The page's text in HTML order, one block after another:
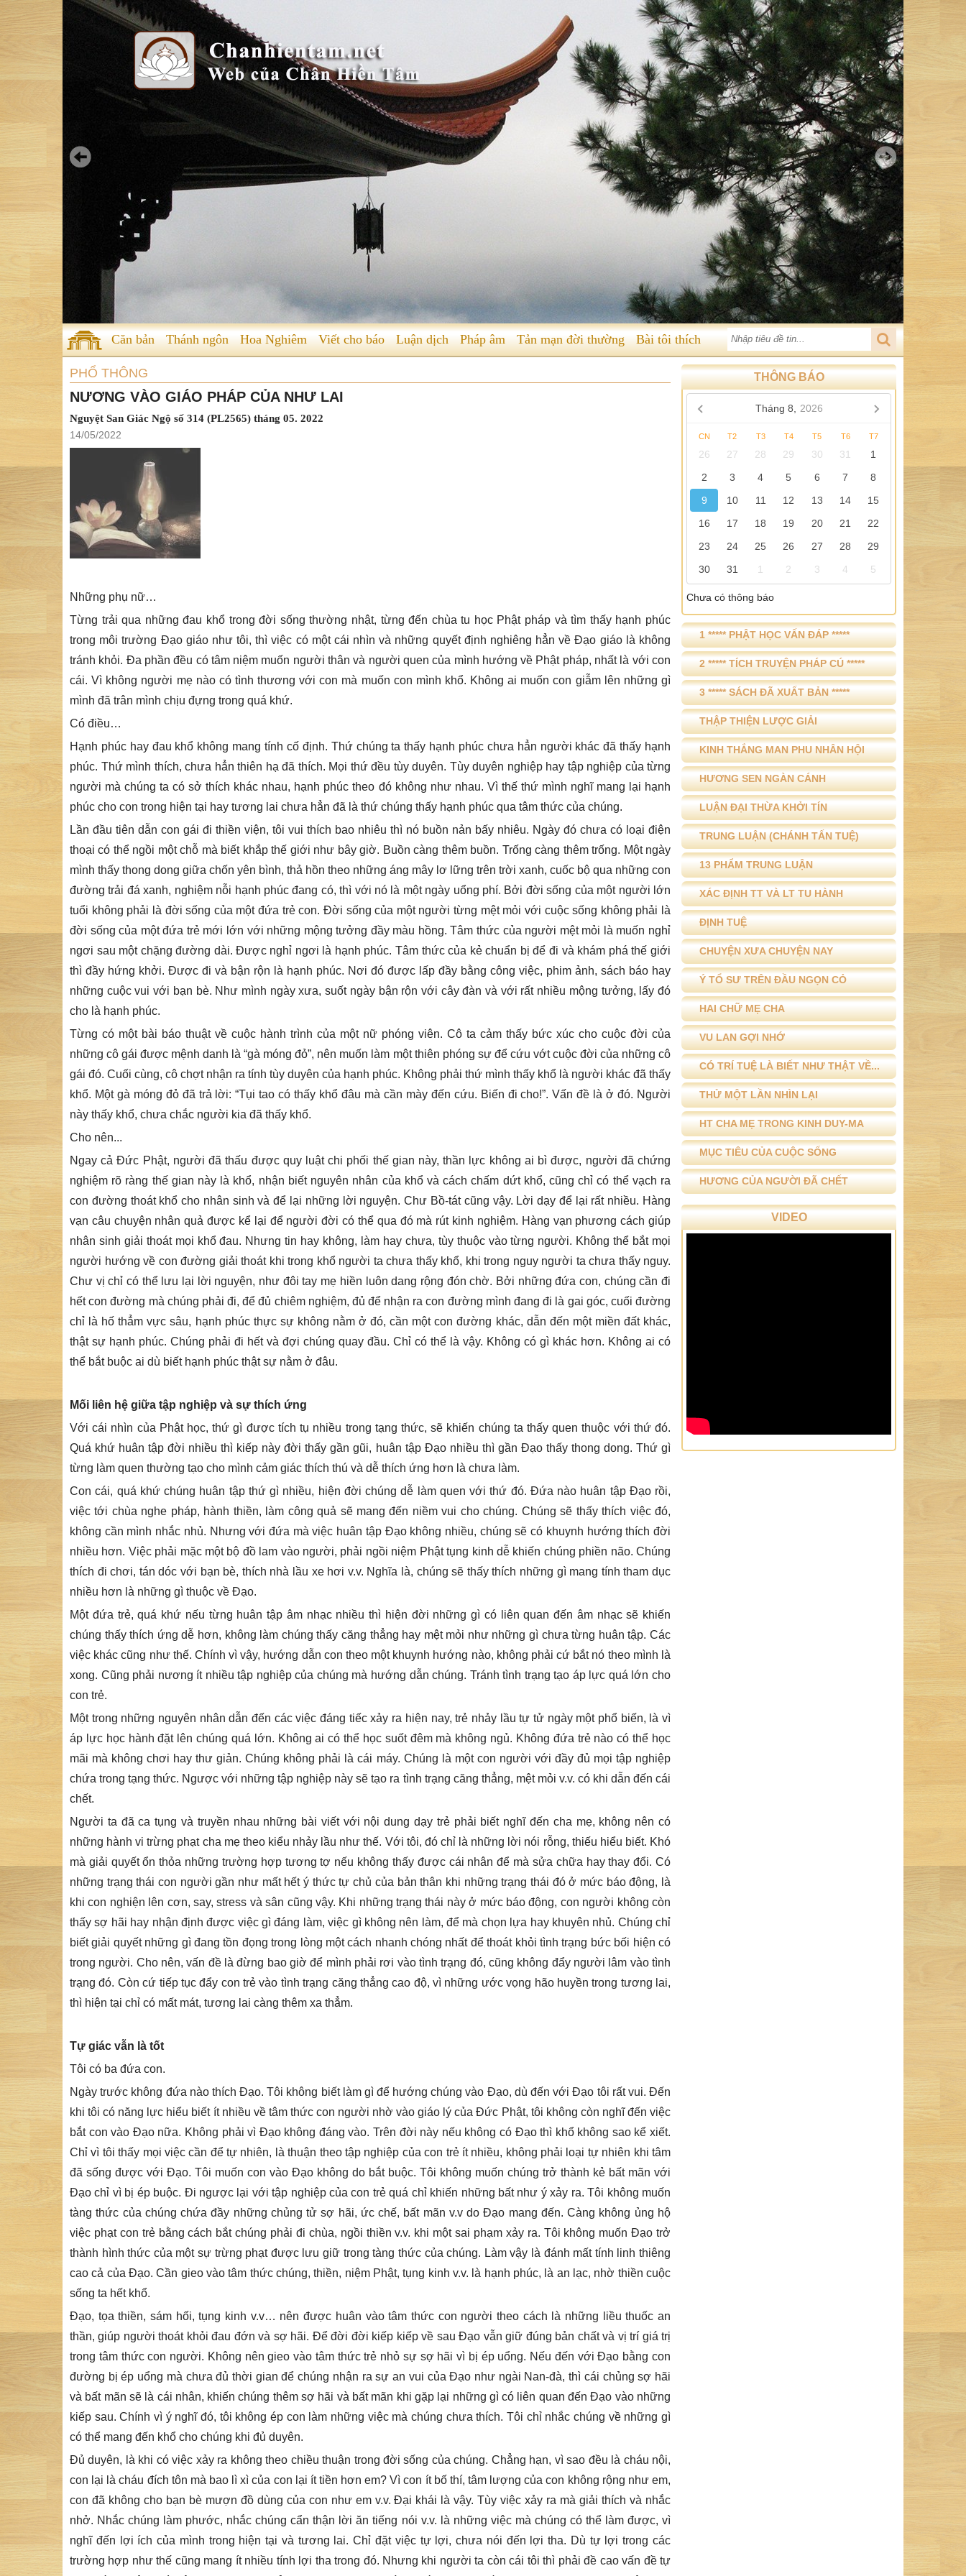
Căn bản Thánh ngôn Hoa Nghiêm Viết cho báo Luận dịch Pháp âm Tản mạn đời thường Bài tôi thích
PHỔ THÔNG
NƯƠNG VÀO GIÁO PHÁP CỦA NHƯ LAI
Nguyệt San Giác Ngộ số 314 (PL2565) tháng 05. 2022
14/05/2022
Những phụ nữ…
Từng trải qua những đau khổ trong đời sống thường nhật, từng đến chùa tu học Phật pháp và tìm thấy hạnh phúc
trong môi trường Đạo giáo như tôi, thì việc có một cái nhìn và những quyết định nghiêng hẳn về Đạo giáo là không
tránh khỏi. Đa phần đều có tâm niệm muốn người thân và người quen của mình hướng về Phật pháp, nhất là với con
cái. Vì không người mẹ nào có tình thương với con mà muốn con mình khổ. Không ai muốn con giẫm lên những gì
mình đã trân mình chịu đựng trong quá khứ.
Có điều…
Hạnh phúc hay đau khổ không mang tính cố định. Thứ chúng ta thấy hạnh phúc chưa hẳn người khác đã thấy hạnh
phúc. Thứ mình thích, chưa hẳn thiên hạ đã thích. Mọi thứ đều tùy duyên. Tùy duyên nghiệp hay tập nghiệp của từng
người mà chúng ta có sở thích khác nhau, hạnh phúc theo đó không như nhau. Vì thế thứ mình nghĩ mang lại hạnh
phúc cho con trong hiện tại hay tương lai chưa hẳn đã là thứ chúng thấy hạnh phúc qua tâm thức của chúng.
Lần đầu tiên dẫn con gái đi thiền viện, tôi vui thích bao nhiêu thì nó buồn nản bấy nhiêu. Ngày đó chưa có loại điện
thoại có thể ngồi một chỗ mà biết khắp thế giới như bây giờ. Buồn càng thêm buồn. Trống càng thêm trống. Một ngày
mình thấy thong dong giữa chốn yên bình, thả hồn theo những áng mây lơ lững trên trời xanh, cuốc bộ qua những con
đường trải đá xanh, nghiệm nỗi hạnh phúc đang có, thì với nó là một ngày uổng phí. Bởi đời sống của một người lớn
tuổi không phải là đời sống của một đứa trẻ con. Đời sống của một người từng mệt mỏi với cuộc sống không phải là
đời sống của một đứa trẻ mới lớn với những mộng tưởng đầy màu hồng. Tâm thức của người mệt mỏi là muốn nghỉ
ngơi sau một chặng đường dài. Được nghỉ ngơi là hạnh phúc. Tâm thức của kẻ chuẩn bị để đi và khám phá thế giới
thì đầy hứng khởi. Được đi và bận rộn là hạnh phúc. Nơi đó được lấp đầy bằng công việc, phim ảnh, sách báo hay
những cuộc vui với bạn bè. Như mình ngày xưa, suốt ngày bận rộn với cây đàn và với rất nhiều mộng tưởng, lấy đó
cho là hạnh phúc.
Từng có một bài báo thuật về cuộc hành trình của một nữ phóng viên. Cô ta cảm thấy bức xúc cho cuộc đời của
những cô gái được mệnh danh là “gà móng đỏ”, nên muốn làm một thiên phóng sự để cứu vớt cuộc đời của những cô
gái đó. Cuối cùng, cô chợt nhận ra tính tùy duyên của hạnh phúc. Không phải thứ mình thấy khổ là người khác đã thấy
khổ. Một gà móng đỏ đã trả lời: “Tụi tao có thấy khổ đâu mà cần mày đến cứu. Biến đi cho!”. Vấn đề là ở đó. Người
này thấy khổ, chưa chắc người kia đã thấy khổ.
Cho nên...
Ngay cả Đức Phật, người đã thấu được quy luật chi phối thế gian này, thần lực không ai bì được, người đã chứng
nghiệm rõ ràng thế gian này là khổ, nhận biết nguyên nhân của khổ và cách chấm dứt khổ, cũng chỉ có thể vạch ra
con đường thoát khổ cho nhân sinh và để lại những lời nguyện. Chư Bồ-tát cũng vậy. Lời dạy để lại rất nhiều. Hàng
vạn câu chuyện nhân quả được kể lại để người đời có thể qua đó mà rút kinh nghiệm. Hàng vạn phương cách giúp
nhân sinh giải thoát mọi khổ đau. Nhưng tin hay không, làm hay chưa, tùy thuộc vào từng người. Không thể bắt mọi
người hướng về con đường giải thoát khi trong khổ người ta chưa thấy khổ, khi trong nguy người ta chưa thấy nguy.
Chư vị chỉ có thể lưu lại lời nguyện, như đôi tay mẹ hiền luôn dang rộng đón chờ. Bởi những đứa con, chúng cần đi
hết con đường mà chúng phải đi, để đủ chiêm nghiệm, đủ để nhận ra con đường mình đang đi là gai góc, cuối đường
chỉ là hố thẳm vực sâu, hạnh phúc thực sự không nằm ở đó, cần một con đường khác, dẫn đến một miền đất khác,
thật sự hạnh phúc. Chúng phải đi hết và đợi chúng quay đầu. Chỉ có thể là vậy. Không có gì khác hơn. Không ai có
thể bắt buộc ai dù biết hạnh phúc thật sự nằm ở đâu.
Mối liên hệ giữa tập nghiệp và sự thích ứng
Với cái nhìn của Phật học, thứ gì được tích tụ nhiều trong tạng thức, sẽ khiến chúng ta thấy quen thuộc với thứ đó.
Quá khứ huân tập đời nhiều thì kiếp này đời thấy gần gũi, huân tập Đạo nhiều thì gần Đạo thấy thong dong. Thứ gì
từng làm quen thường tạo cho mình cảm giác thích thú và dễ thích ứng hơn là chưa làm.
Con cái, quá khứ chúng huân tập thứ gì nhiều, hiện đời chúng dễ làm quen với thứ đó. Đứa nào huân tập Đạo rồi,
việc tới chùa nghe pháp, hành thiền, làm công quả sẽ mang đến niềm vui cho chúng. Chúng sẽ thấy thích việc đó,
không cần mình nhắc nhủ. Nhưng với đứa mà việc huân tập Đạo không nhiều, chúng sẽ có khuynh hướng thích đời
nhiều hơn. Việc phải mặc một bộ đồ lam vào người, phải ngồi niệm Phật tụng kinh dễ khiến chúng phiền não. Chúng
thích đi chơi, tán dóc với bạn bè, thích nhà lầu xe hơi v.v. Nghĩa là, chúng sẽ thấy thích những gì mang tính tham dục
nhiều hơn là những gì thuộc về Đạo.
Một đứa trẻ, quá khứ nếu từng huân tập âm nhạc nhiều thì hiện đời những gì có liên quan đến âm nhạc sẽ khiến
chúng thấy thích ứng dễ hơn, không làm chúng thấy căng thẳng hay mệt mỏi như những gì chưa từng huân tập. Các
việc khác cũng như thế. Chính vì vậy, hướng dẫn con theo một khuynh hướng nào, không phải cứ bắt nó theo mình là
xong. Cũng phải nương ít nhiều tập nghiệp của chúng mà hướng dẫn chúng. Tránh tình trạng tạo áp lực quá lớn cho
con trẻ.
Một trong những nguyên nhân dẫn đến các việc đáng tiếc xảy ra hiện nay, trẻ nhảy lầu tự tử ngày một phổ biến, là vì
áp lực học hành đặt lên chúng quá lớn. Không ai có thể học suốt đêm mà không ngủ. Không đứa trẻ nào có thể học
mãi mà không chơi hay thư giản. Chúng không phải là cái máy. Chúng là một con người với đầy đủ mọi tập nghiệp
chứa trong tạng thức. Ngược với những tập nghiệp này sẽ tạo ra tình trạng căng thẳng, mệt mỏi v.v. có khi dẫn đến cái
chết.
Người ta đã ca tụng và truyền nhau những bài viết với nội dung dạy trẻ phải biết nghĩ đến cha mẹ, không nên có
những hành vi trừng phạt cha mẹ theo kiểu nhảy lầu như thế. Với tôi, đó chỉ là những lời nói rỗng, thiếu hiểu biết. Khó
mà giải quyết ổn thỏa những trường hợp tương tợ nếu không thấy được cái nhân để mà sửa chữa hay thay đổi. Có
những trạng thái con người gần như mất hết ý thức tự chủ của bản thân khi những trạng thái đó ở mức báo động, là
khi con nghiện lên cơn, say, stress và sân cũng vậy. Khi những trạng thái này ở mức báo động, con người không còn
thấy sợ hãi hay nhận định được việc gì đáng làm, việc gì không nên làm, để mà chọn lựa hay khuyên nhủ. Chúng chỉ
biết giải quyết những gì đang tồn đọng trong lòng một cách nhanh chóng nhất để thoát khỏi tình trạng bức bối hiện có
trong người. Cho nên, vấn đề là đừng bao giờ để mình phải rơi vào tình trạng đó, cũng không đẩy người lâm vào tình
trạng đó. Còn cứ tiếp tục đẩy con trẻ vào tình trạng căng thẳng cao độ, vì những ước vọng hão huyền trong tương lai,
thì hiện tại chỉ có mất mát, tương lai càng thêm xa thẳm.
Tự giác vẫn là tốt
Tôi có ba đứa con.
Ngày trước không đứa nào thích Đạo. Tôi không biết làm gì để hướng chúng vào Đạo, dù đến với Đạo tôi rất vui. Đến
khi tôi có năng lực hiểu biết ít nhiều về tâm thức con người nhờ vào giáo lý của Đức Phật, tôi không còn nghĩ đến việc
bắt con vào Đạo nữa. Không phải vì Đạo không đáng vào. Trên đời này nếu không có Đạo thì khổ không sao kể xiết.
Chỉ vì tôi thấy mọi việc cần để tự nhiên, là thuận theo tập nghiệp của con trẻ ít nhiều, không phải loại tự nhiên khi tâm
đã sống được với Đạo. Tôi muốn con vào Đạo không do bắt buộc. Tôi không muốn chúng trở thành kẻ bất mãn với
Đạo chỉ vì bị ép buộc. Đi ngược lại với tập nghiệp của con trẻ quá chỉ khiến những bất như ý xảy ra. Tôi không muốn
tàng thức của chúng chứa đầy những chủng tử sợ hãi, ức chế, bất mãn v.v do Đạo mang đến. Càng không ủng hộ
việc phạt con trẻ bằng cách bắt chúng phải đi chùa, ngồi thiền v.v. khi một sai phạm xảy ra. Tôi không muốn Đạo trở
thành hình thức của một sự trừng phạt được lưu giữ trong tàng thức của chúng. Làm vậy là đánh mất tính linh thiêng
cao cả của Đạo. Cần gieo vào tâm thức chúng, thiền, niệm Phật, tụng kinh v.v. là hạnh phúc, là an lạc, nhờ thiền cuộc
sống ta hết khổ.
Đạo, tọa thiền, sám hối, tụng kinh v.v… nên được huân vào tâm thức con người theo cách là những liều thuốc an
thần, giúp người thoát khỏi đau đớn và sợ hãi. Để đời đời kiếp kiếp về sau Đạo vẫn giữ đúng bản chất và vị trí giá trị
trong tâm thức con người. Không nên gieo vào tâm thức trẻ nhỏ sự sợ hãi vì bị ép uổng. Nếu đến với Đạo bằng con
đường bị ép uổng mà chưa đủ thời gian để chúng nhận ra sự an vui của Đạo như ngài Nan-đà, thì cái chủng sợ hãi
và bất mãn sẽ là cái nhân, khiến chúng thêm sợ hãi và bất mãn khi gặp lại những gì có liên quan đến Đạo vào những
kiếp sau. Chính vì ý nghĩ đó, tôi không ép con làm những việc mà chúng chưa thích. Tôi chỉ nhắc chúng về những gì
có thể mang đến khổ cho chúng khi đủ duyên.
Đủ duyên, là khi có việc xảy ra không theo chiều thuận trong đời sống của chúng. Chẳng hạn, vì sao đều là cháu nội,
con lại là cháu đích tôn mà bao lì xì của con lại ít tiền hơn em? Vì con ít bố thí, tâm lượng của con không rộng như em,
con đã không cho bạn bè mượn đồ dùng của con như em v.v. Đại khái là vậy. Tùy việc xảy ra mà giải thích và nhắc
nhở. Nhắc chúng làm phước, nhắc chúng cẩn thận lời ăn tiếng nói v.v. là những việc mà chúng có thể làm được, vì
nghĩ đến lợi ích của mình trong hiện tại và tương lai. Chỉ đặt việc tự lợi, chưa nói đến lợi tha. Dù tự lợi trong các
trường hợp như thế cũng mang ít nhiều tính lợi tha trong đó. Nhưng khi người ta còn cái tôi thì phải đề cao vấn đề tự
THÔNG BÁO
Tháng 8, 2026
CN T2 T3 T4 T5 T6 T7
26 27 28 29 30 31
1
2
3 4 5 6 7
8
9
10 11 12 13 14
15
16
17 18 19 20 21
22
23
24 25 26 27 28
29
30
31 1 2 3 4 5
Chưa có thông báo
1 ***** PHẬT HỌC VẤN ĐÁP *****
2 ***** TÍCH TRUYỆN PHÁP CÚ *****
3 ***** SÁCH ĐÃ XUẤT BẢN *****
THẬP THIỆN LƯỢC GIẢI
KINH THẮNG MAN PHU NHÂN HỘI
HƯƠNG SEN NGÀN CÁNH
LUẬN ĐẠI THỪA KHỞI TÍN
TRUNG LUẬN (CHÁNH TẤN TUỆ)
13 PHẨM TRUNG LUẬN
XÁC ĐỊNH TT VÀ LT TU HÀNH
ĐỊNH TUỆ
CHUYỆN XƯA CHUYỆN NAY
Ý TỔ SƯ TRÊN ĐẦU NGỌN CỎ
HAI CHỮ MẸ CHA
VU LAN GỢI NHỚ
CÓ TRÍ TUỆ LÀ BIẾT NHƯ THẬT VỀ...
THỬ MỘT LẦN NHÌN LẠI
HT CHA MẸ TRONG KINH DUY-MA
MỤC TIÊU CỦA CUỘC SỐNG
HƯƠNG CỦA NGƯỜI ĐÃ CHẾT
VIDEO